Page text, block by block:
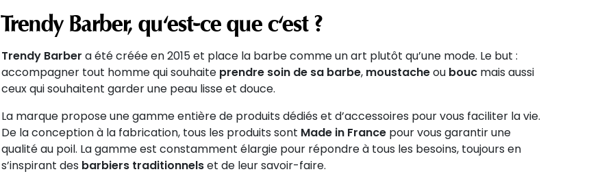
Trendy Barber, qu'est-ce que c'est ?
Trendy Barber a été créée en 2015 et place la barbe comme un art plutôt qu’une mode. Le but :
accompagner tout homme qui souhaite prendre soin de sa barbe, moustacheou bouc mais aussi
ceux qui souhaitent garder une peau lisse et douce.
La marque propose une gamme entière de produits dédiés et d’accessoires pour vous faciliter la vie.
De la conception à la fabrication, tous les produits sont Made in Francepour vous garantir une
qualité au poil. La gamme est constamment élargie pour répondre à tous les besoins, toujours en
s’inspirant des barbiers traditionnelset de leur savoir-faire.